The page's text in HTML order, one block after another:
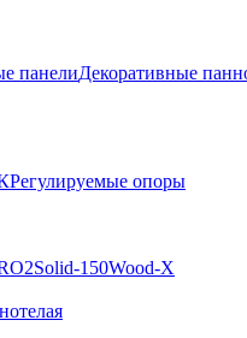
панелиДекоративные
Регулируемые опоры
Solid-150Wood-X